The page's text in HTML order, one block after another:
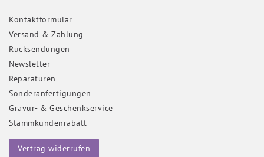
Kontaktformular
Versand & Zahlung
Rücksendungen
Newsletter
Reparaturen
Sonderanfertigungen
Gravur- & Geschenkservice
Stammkundenrabatt
Vertrag widerrufen